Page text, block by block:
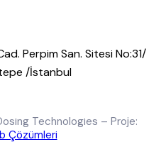
Perpim San. Sitesi No:31/
/İstanbul
Technologies – Proje:
Çözümleri